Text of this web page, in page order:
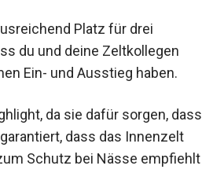
Platz für drei
du und deine Zeltkollegen
Ein- und Ausstieg haben.
da sie dafür sorgen, dass
dass das Innenzelt
Schutz bei Nässe empfiehlt